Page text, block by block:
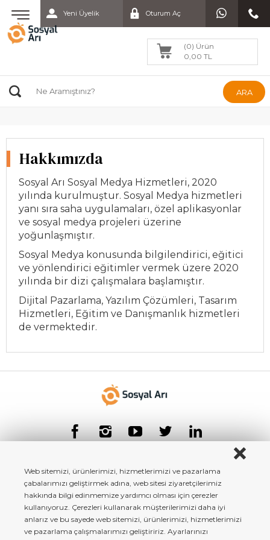
Yeni Üyelik Oturum Aç
(0) Ürün
0,00 TL
ARA
Hakkımızda
Sosyal Arı Sosyal Medya Hizmetleri, 2020
yılında kurulmuştur. Sosyal Medya hizmetleri
yanı sıra saha uygulamaları, özel aplikasyonlar
ve sosyal medya projeleri üzerine
yoğunlaşmıştır.
Sosyal Medya konusunda bilgilendirici, eğitici
ve yönlendirici eğitimler vermek üzere 2020
yılında bir dizi çalışmalara başlamıştır.
Dijital Pazarlama, Yazılım Çözümleri, Tasarım
Hizmetleri, Eğitim ve Danışmanlık hizmetleri
de vermektedir.
Web sitemizi, ürünlerimizi, hizmetlerimizi ve pazarlama
çabalarımızı geliştirmek adına, web sitesi ziyaretçilerimiz
hakkında bilgi edinmemize yardımcı olması için çerezler
kullanıyoruz. Çerezleri kullanarak müşterilerimizi daha iyi
anlarız ve bu sayede web sitemizi, ürünlerimizi, hizmetlerimizi
ve pazarlama çalışmalarımızı geliştiririz. Ayarlarınızı